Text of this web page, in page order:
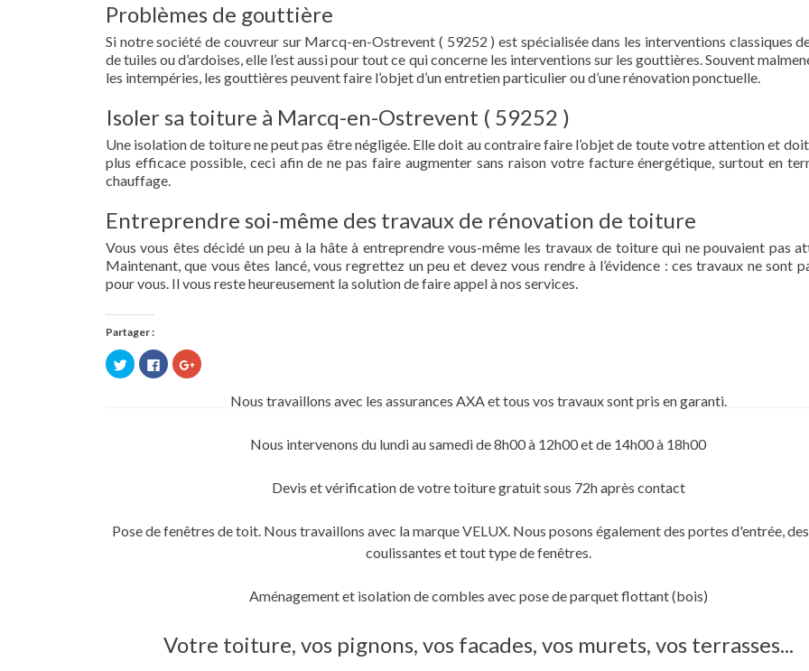
Problèmes de gouttière
Si notre société de couvreur sur Marcq-en-Ostrevent ( 59252 ) est spécialisée dans les interventions classiques
de tuiles ou d’ardoises, elle l’est aussi pour tout ce qui concerne les interventions sur les gouttières. Souvent
les intempéries, les gouttières peuvent faire l’objet d’un entretien particulier ou d’une rénovation ponctuelle.
Isoler sa toiture à Marcq-en-Ostrevent ( 59252 )
Une isolation de toiture ne peut pas être négligée. Elle doit au contraire faire l’objet de toute votre attention et
plus efficace possible, ceci afin de ne pas faire augmenter sans raison votre facture énergétique, surtout en
chauffage.
Entreprendre soi-même des travaux de rénovation de toiture
Vous vous êtes décidé un peu à la hâte à entreprendre vous-même les travaux de toiture qui ne pouvaient pas
Maintenant, que vous êtes lancé, vous regrettez un peu et devez vous rendre à l’évidence : ces travaux ne sont
pour vous. Il vous reste heureusement la solution de faire appel à nos services.
Partager :
Cliquez
pour
partager
Cliquez
pour
partager
Facebook(ouvre
Cliquez
pour
Google+Nous travaillons avec les assurances AXA et tous vos travaux sont pris en garanti.
Nous intervenons du lundi au samedi de 8h00 à 12h00 et de 14h00 à 18h00
Devis et vérification de votre toiture gratuit sous 72h après contact
Pose de fenêtres de toit. Nous travaillons avec la marque VELUX. Nous posons également des portes d'entrée,
coulissantes et tout type de fenêtres.
Aménagement et isolation de combles avec pose de parquet flottant (bois)
Votre toiture, vos pignons, vos facades, vos murets, vos terrasses...